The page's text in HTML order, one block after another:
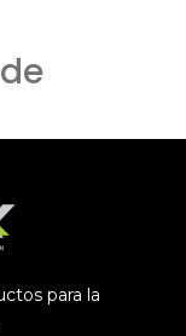
para la